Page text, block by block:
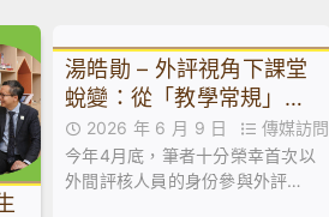
湯皓勛 – 外評視角下課堂
蛻變：從「教學常規」到
「淬煉好課」︱來論
2026 年 6 月 9 日
傳媒訪問
今年4月底，筆者十分榮幸首次以
外間評核人員的身份參與外評。